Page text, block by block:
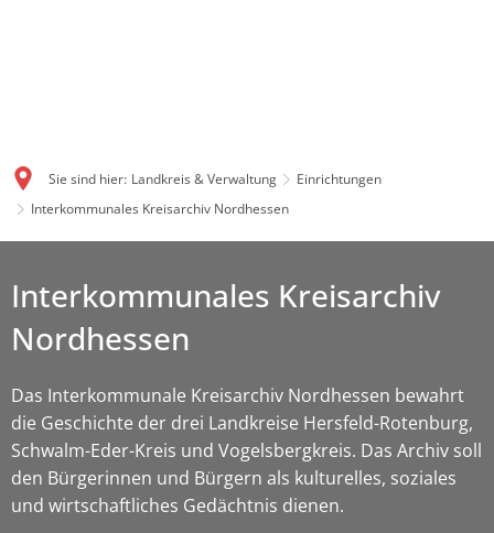
Sie sind hier: Landkreis & Verwaltung
Einrichtungen
Interkommunales Kreisarchiv Nordhessen
Interkommunales Kreisarchiv
Nordhessen
Das Interkommunale Kreisarchiv Nordhessen bewahrt
die Geschichte der drei Landkreise Hersfeld-Rotenburg,
Schwalm-Eder-Kreis und Vogelsbergkreis. Das Archiv soll
den Bürgerinnen und Bürgern als kulturelles, soziales
und wirtschaftliches Gedächtnis dienen.